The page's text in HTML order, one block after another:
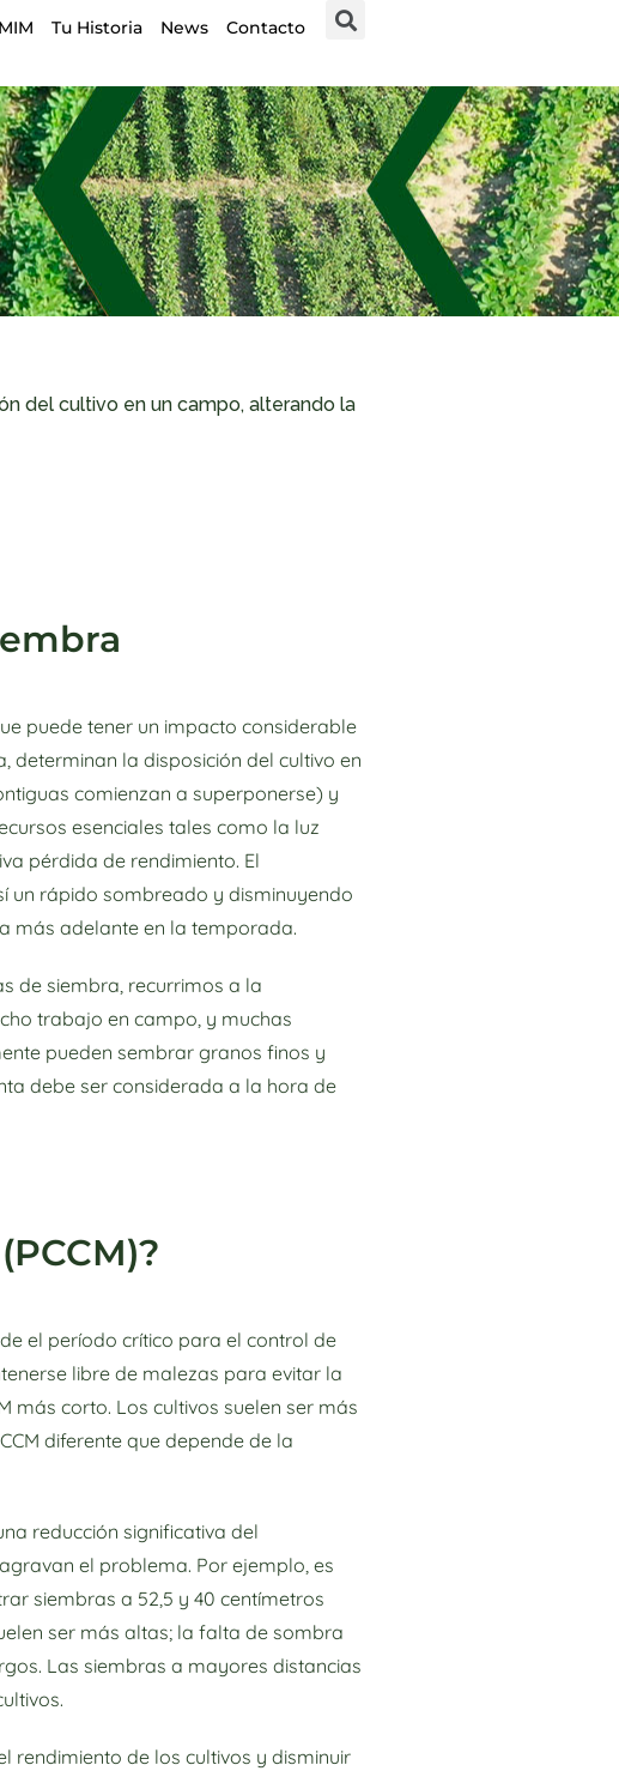
Tu Historia News Contacto
del cultivo en un campo, alterando la
puede tener un impacto considerable
determinan la disposición del cultivo en
comienzan a superponerse) y
esenciales tales como la luz
pérdida de rendimiento. El
un rápido sombreado y disminuyendo
más adelante en la temporada.
de siembra, recurrimos a la
trabajo en campo, y muchas
pueden sembrar granos finos y
debe ser considerada a la hora de
el período crítico para el control de
libre de malezas para evitar la
más corto. Los cultivos suelen ser más
diferente que depende de la
reducción significativa del
el problema. Por ejemplo, es
siembras a 52,5 y 40 centímetros
ser más altas; la falta de sombra
Las siembras a mayores distancias
rendimiento de los cultivos y disminuir